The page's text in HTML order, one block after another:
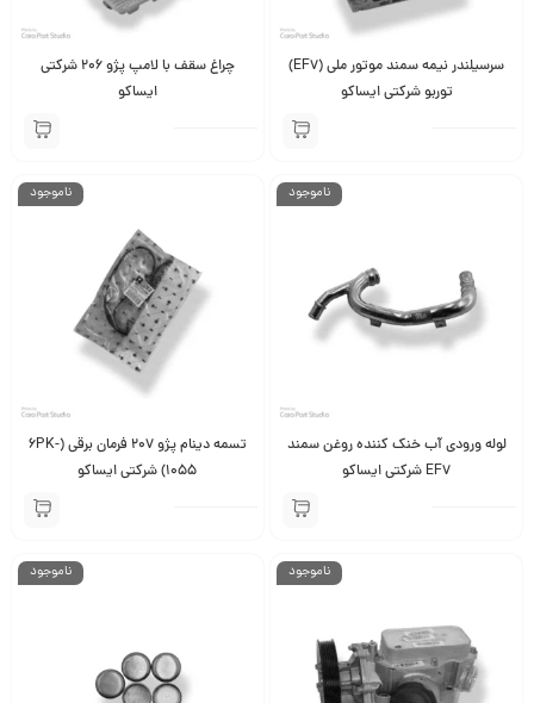
سرسیلندر نیمه سمند موتور ملی (EF7)
توربو شرکتی ایساکو
چراغ سقف با لامپ پژو 206 شرکتی
ایساکو
ناموجود
لوله ورودی آب خنک کننده روغن سمند
EF7 شرکتی ایساکو
ناموجود
تسمه دینام پژو 207 فرمان برقی (6PK-
1055) شرکتی ایساکو
ناموجود ناموجود